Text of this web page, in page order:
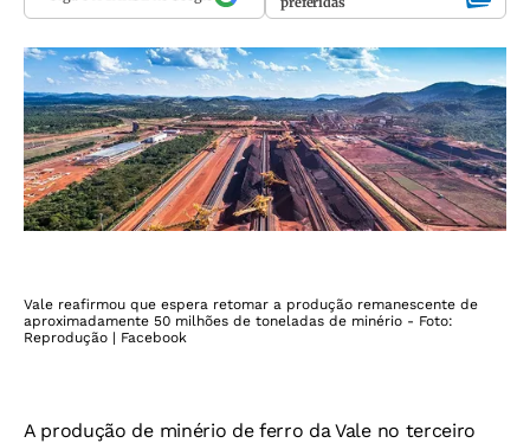
Vale reafirmou que espera retomar a produção remanescente de
aproximadamente 50 milhões de toneladas de minério - Foto:
Reprodução | Facebook
A produção de minério de ferro da Vale no terceiro